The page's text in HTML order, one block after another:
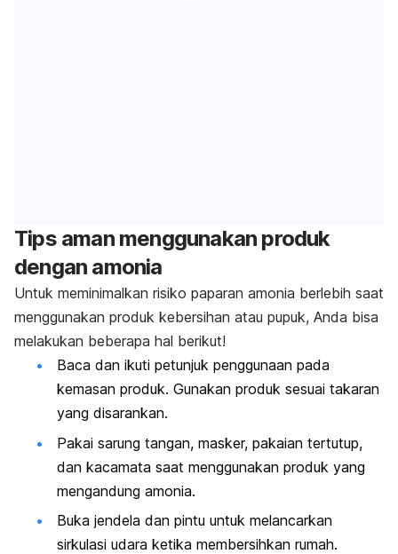
Tips aman menggunakan produk
dengan amonia
Untuk meminimalkan risiko paparan amonia berlebih saat
menggunakan produk kebersihan atau pupuk, Anda bisa
melakukan beberapa hal berikut!
Baca dan ikuti petunjuk penggunaan pada
kemasan produk. Gunakan produk sesuai takaran
yang disarankan.
Pakai sarung tangan, masker, pakaian tertutup,
dan kacamata saat menggunakan produk yang
mengandung amonia.
Buka jendela dan pintu untuk melancarkan
sirkulasi udara ketika membersihkan rumah.